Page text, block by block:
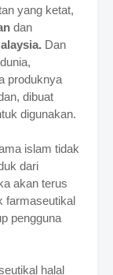
yang ketat,
dan
Dan
produknya
dibuat
digunakan.
islam tidak
dari
akan terus
farmaseutikal
pengguna
halal